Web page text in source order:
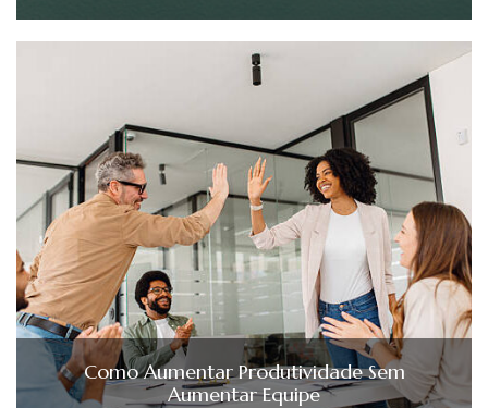
Como Aumentar Produtividade Sem
Aumentar Equipe